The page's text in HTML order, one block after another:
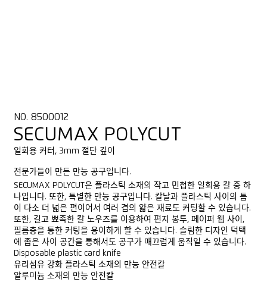
NO. 8500012
SECUMAX POLYCUT
일회용 커터, 3mm 절단 깊이
전문가들이 만든 만능 공구입니다.
SECUMAX POLYCUT은 플라스틱 소재의 작고 민첩한 일회용 칼 중 하
나입니다. 또한, 특별한 만능 공구입니다. 칼날과 플라스틱 사이의 틈
이 다소 더 넓은 편이어서 여러 겹의 얇은 재료도 커팅할 수 있습니다.
또한, 길고 뾰족한 칼 노우즈를 이용하여 편지 봉투, 페이퍼 웹 사이,
필름층을 통한 커팅을 용이하게 할 수 있습니다. 슬림한 디자인 덕택
에 좁은 사이 공간을 통해서도 공구가 매끄럽게 움직일 수 있습니다.
Disposable plastic card knife
유리섬유 강화 플라스틱 소재의 만능 안전칼
알루미늄 소재의 만능 안전칼